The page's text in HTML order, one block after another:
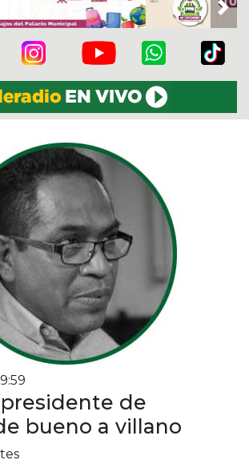
de
bueno a villano